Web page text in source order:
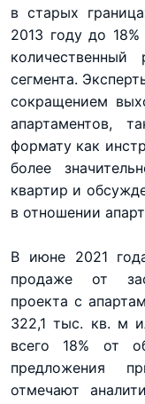
в старых
2013 году до
сегмента.
сокращением
апартаментов,
формату как
более
квартир и
в отношении
В июне 2021
продаже от
проекта с
322,1 тыс. кв. м
всего 18% от
предложения
отмечают